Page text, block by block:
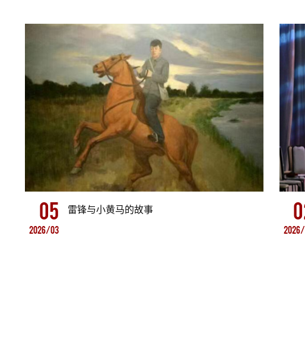
05
2026/03
雷锋与小黄马的故事